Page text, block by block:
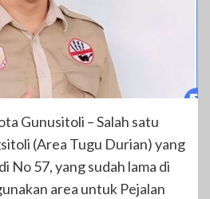
Gunusitoli – Salah satu
(Area Tugu Durian) yang
No 57, yang sudah lama di
area untuk Pejalan